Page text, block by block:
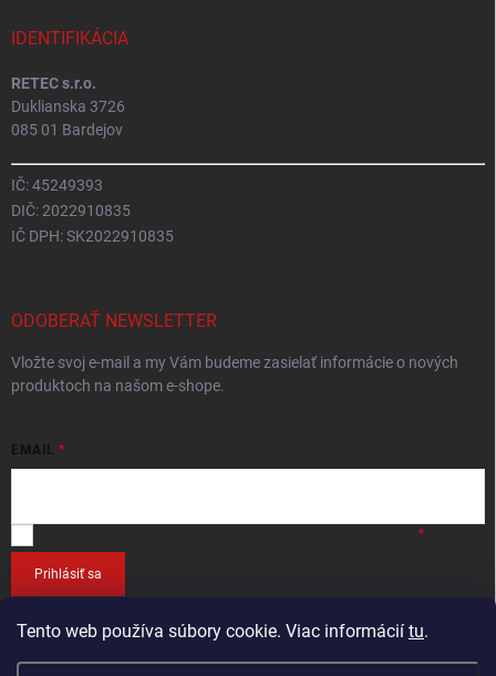
Tento web používa súbory cookie. Viac informácií tu.
IDENTIFIKÁCIA
RETEC s.r.o.
Duklianska 3726
085 01 Bardejov
IČ: 45249393
DIČ: 2022910835
IČ DPH: SK2022910835
ODOBERAŤ NEWSLETTER
Vložte svoj e-mail a my Vám budeme zasielať informácie o nových
produktoch na našom e-shope.
EMAIL
Prihlásiť sa